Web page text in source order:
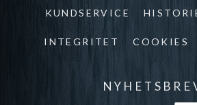
KUNDSERVICE
INTEGRITET COOKIES